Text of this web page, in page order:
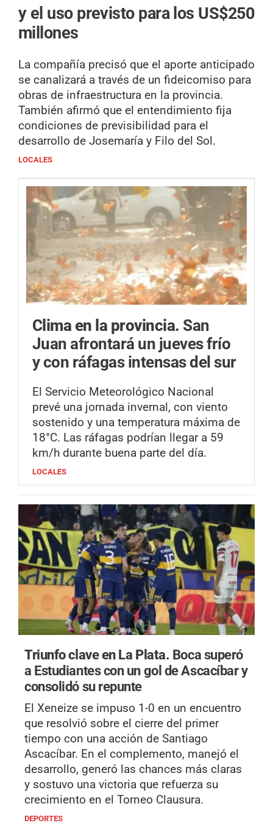
y el uso previsto para los US$250
millones
La compañía precisó que el aporte anticipado
se canalizará a través de un fideicomiso para
obras de infraestructura en la provincia.
También afirmó que el entendimiento fija
condiciones de previsibilidad para el
desarrollo de Josemaría y Filo del Sol.
LOCALES
Clima en la provincia. San
Juan afrontará un jueves frío
y con ráfagas intensas del sur
El Servicio Meteorológico Nacional
prevé una jornada invernal, con viento
sostenido y una temperatura máxima de
18°C. Las ráfagas podrían llegar a 59
km/h durante buena parte del día.
LOCALES
Triunfo clave en La Plata. Boca superó
a Estudiantes con un gol de Ascacíbar y
consolidó su repunte
El Xeneize se impuso 1-0 en un encuentro
que resolvió sobre el cierre del primer
tiempo con una acción de Santiago
Ascacíbar. En el complemento, manejó el
desarrollo, generó las chances más claras
y sostuvo una victoria que refuerza su
crecimiento en el Torneo Clausura.
DEPORTES